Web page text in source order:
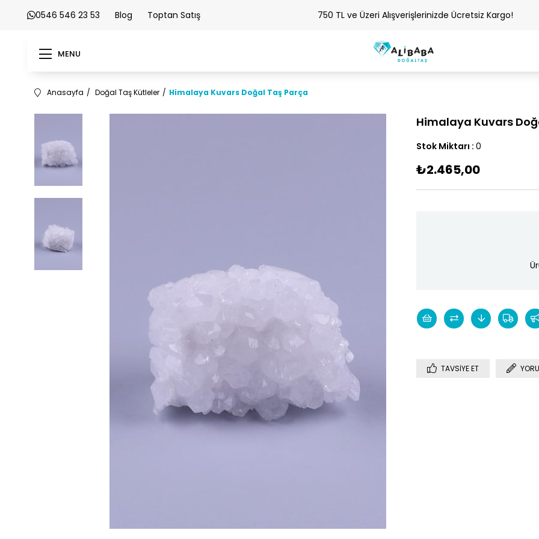
0546 546 23 53 Blog Toptan Satış 750 TL ve Üzeri Alışverişlerinizde Ücretsiz Kargo!
MENU
Anasayfa Doğal Taş Kütleler Himalaya Kuvars Doğal Taş Parça
Himalaya Kuvars
Stok Miktarı : 0
₺2.465,00
TAVSIYE ET